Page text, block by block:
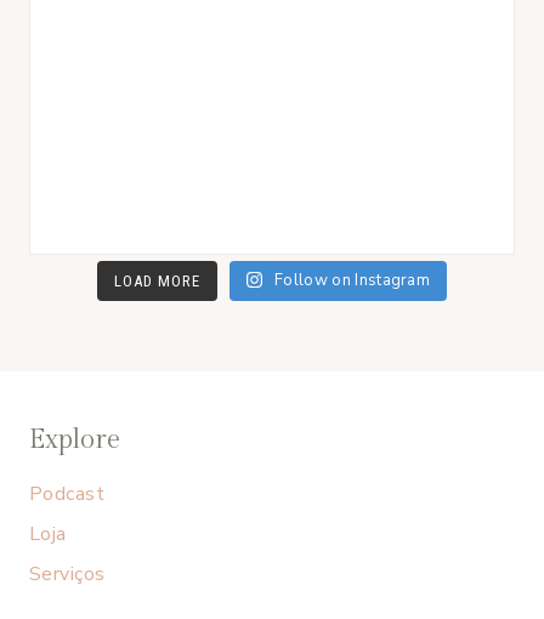
LOAD MORE Follow on Instagram
Explore
Podcast
Loja
Serviços